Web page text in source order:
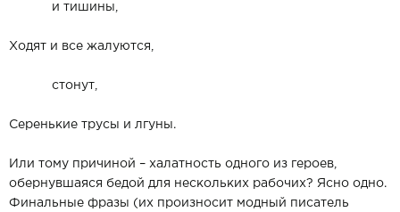
и тишины,
Ходят и все жалуются,
стонут,
Серенькие трусы и лгуны.
Или тому причиной – халатность одного из героев,
обернувшаяся бедой для нескольких рабочих? Ясно одно.
Финальные фразы (их произносит модный писатель